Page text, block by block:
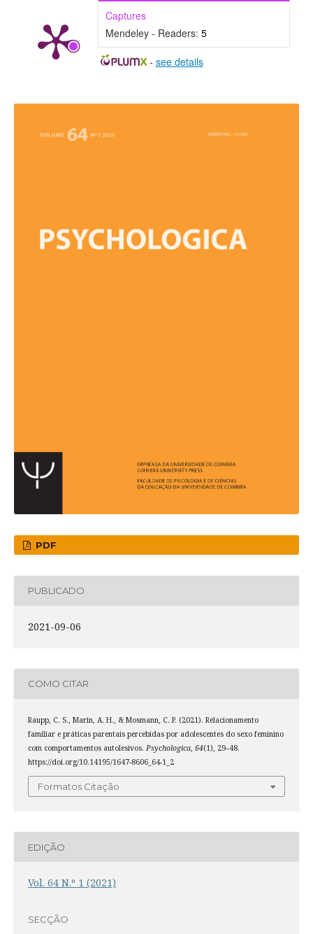
Captures
Mendeley - Readers: 5
- see details
PDF
PUBLICADO
2021-09-06
COMO CITAR
Raupp, C. S., Marin, A. H., & Mosmann, C. P. (2021). Relacionamento
familiar e práticas parentais percebidas por adolescentes do sexo feminino
com comportamentos autolesivos. Psychologica, 64(1), 29–48.
https://doi.org/10.14195/1647-8606_64-1_2
Formatos Citação
EDIÇÃO
Vol. 64 N.º 1 (2021)
SECÇÃO